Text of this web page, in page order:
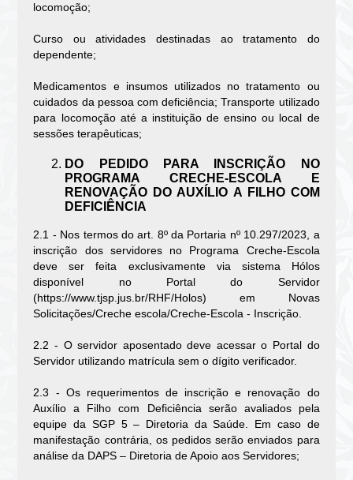
locomoção;
Curso ou atividades destinadas ao tratamento do
dependente;
Medicamentos e insumos utilizados no tratamento ou
cuidados da pessoa com deficiência; Transporte utilizado
para locomoção até a instituição de ensino ou local de
sessões terapêuticas;
DO PEDIDO PARA INSCRIÇÃO NO
PROGRAMA CRECHE-ESCOLA E
RENOVAÇÃO DO AUXÍLIO A FILHO COM
DEFICIÊNCIA
2.1 - Nos termos do art. 8º da Portaria nº 10.297/2023, a
inscrição dos servidores no Programa Creche-Escola
deve ser feita exclusivamente via sistema Hólos
disponível no Portal do Servidor
(https://www.tjsp.jus.br/RHF/Holos) em Novas
Solicitações/Creche escola/Creche-Escola - Inscrição.
2.2 - O servidor aposentado deve acessar o Portal do
Servidor utilizando matrícula sem o dígito verificador.
2.3 - Os requerimentos de inscrição e renovação do
Auxílio a Filho com Deficiência serão avaliados pela
equipe da SGP 5 – Diretoria da Saúde. Em caso de
manifestação contrária, os pedidos serão enviados para
análise da DAPS – Diretoria de Apoio aos Servidores;